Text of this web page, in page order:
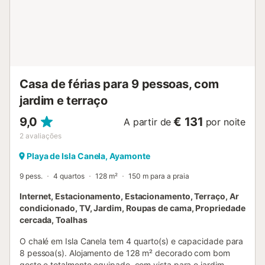
Casa de férias para 9 pessoas, com
jardim e terraço
9,0
2 avaliações
A partir de € 131 por noite
Playa de Isla Canela, Ayamonte
9 pess. 4 quartos 128 m² 150 m para a praia
Internet, Estacionamento, Estacionamento, Terraço, Ar
condicionado, TV, Jardim, Roupas de cama, Propriedade
cercada, Toalhas
O chalé em Isla Canela tem 4 quarto(s) e capacidade para
8 pessoa(s). Alojamento de 128 m² decorado com bom